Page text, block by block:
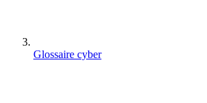
Glossaire cyber